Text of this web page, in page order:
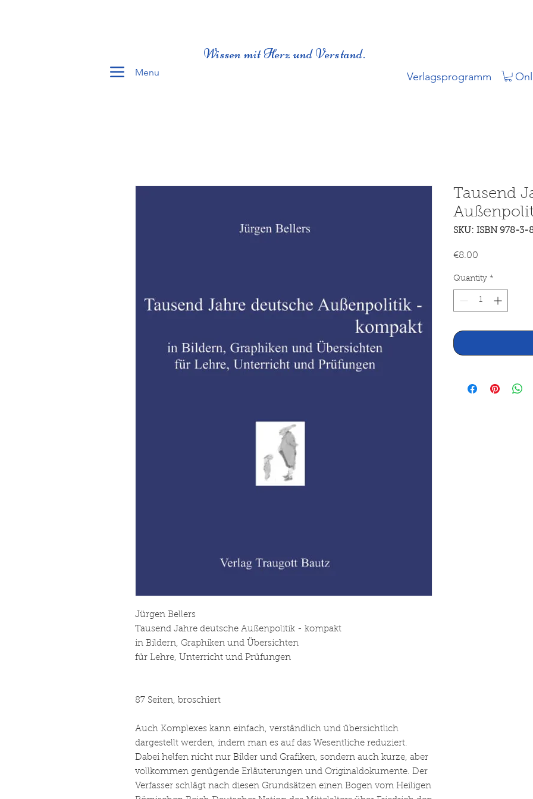
Menu
Wissen mit Herz und Verstand.
Verlagsprogramm
Jürgen Bellers
Tausend Jahre deutsche Außenpolitik - kompakt
in Bildern, Graphiken und Übersichten
für Lehre, Unterricht und Prüfungen
87 Seiten, broschiert
Auch Komplexes kann einfach, verständlich und übersichtlich
dargestellt werden, indem man es auf das Wesentliche reduziert.
Dabei helfen nicht nur Bilder und Grafiken, sondern auch kurze, aber
vollkommen genügende Erläuterungen und Originaldokumente. Der
Verfasser schlägt nach diesen Grundsätzen einen Bogen vom Heiligen
Tausend
SKU: ISBN 978-3-
€8.00Price
Quantity *